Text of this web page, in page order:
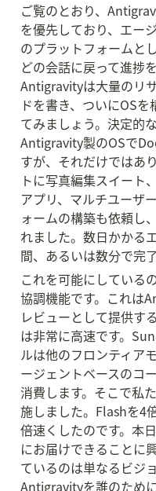
ご覧のとおり、
を優先しており、エー
のプラットフォームと
どの会話に戻って進捗
Antigravityは大量のリ
ドを書き、ついにOS
てみましょう。決定的
Antigravity製のOSで
すが、それだけではあ
トに写真編集スイート
アプリ、マルチユーザ
ォームの構築も依頼し
れました。数日かかる
間、あるいは数分で完
これを可能にしている
協調機能です。これは
レビューとして提供す
は非常に高速です。
ルは他のフロンティア
ージェントベースのコ
消費します。そこで私
施しました。Flashを4
倍速くしたのです。本
にお届けできることに
ているのは単なるビジ
Antigravityを誰のため